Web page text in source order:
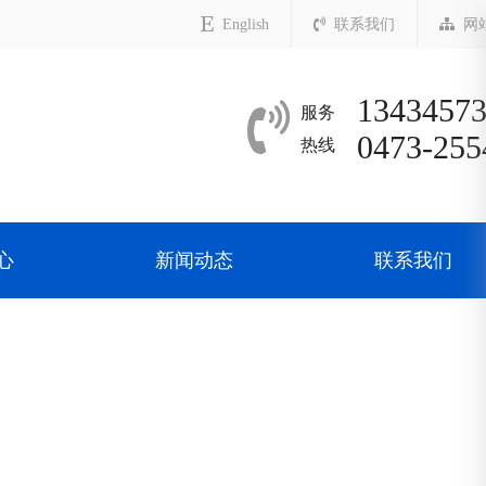
English 联系我们 网
服务
热线
0473-
新闻动态 联系我们